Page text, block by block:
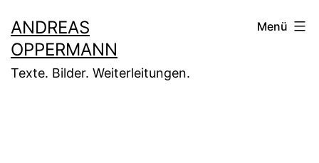
Inhalt
springen
ANDREAS
OPPERMANN
Texte. Bilder. Weiterleitungen.
Menü